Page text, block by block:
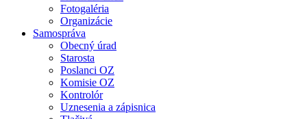
Fotogaléria
Organizácie
Samospráva
Obecný úrad
Starosta
Poslanci OZ
Komisie OZ
Kontrolór
Uznesenia a zápisnica